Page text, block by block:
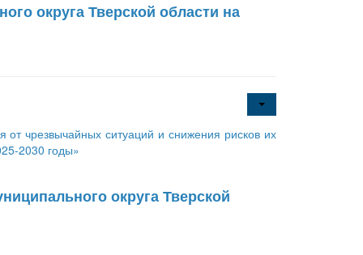
округа Тверской области на
чрезвычайных ситуаций и снижения рисков их
2030 годы»
округа Тверской